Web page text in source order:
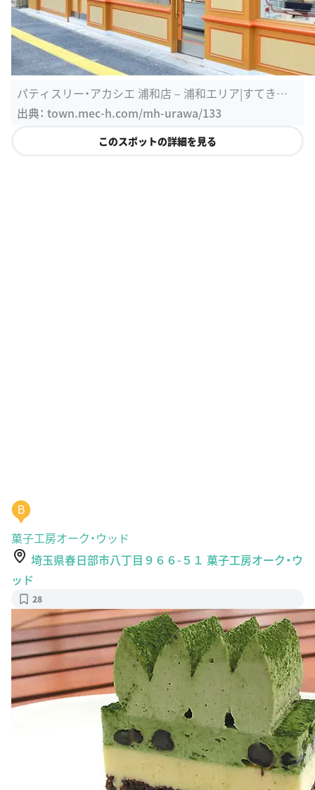
パティスリー・アカシエ 浦和店 – 浦和エリア|すてきな
街を、見に行こう。
出典： town.mec-h.com/mh-urawa/133
このスポットの詳細を見る
B
菓子工房オーク・ウッド
埼玉県春日部市八丁目９６６-５１ 菓子工房オーク・ウ
ッド
28